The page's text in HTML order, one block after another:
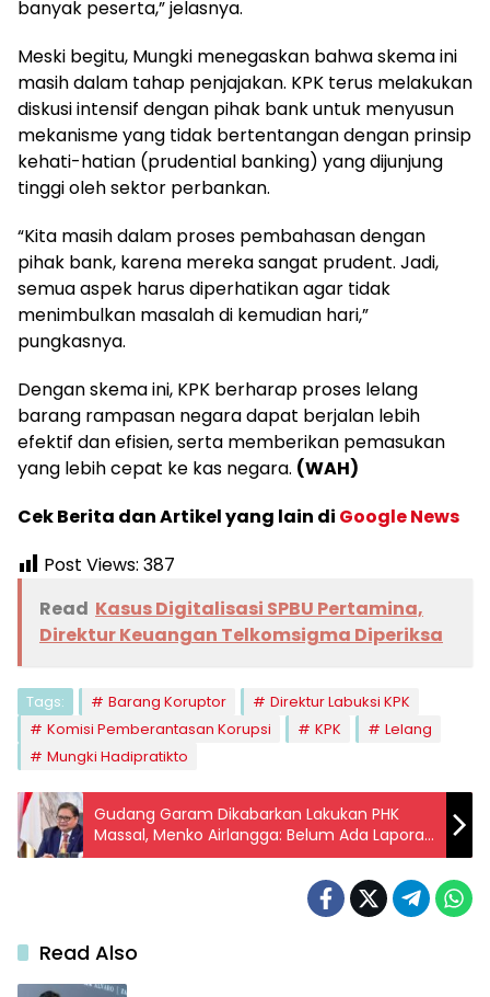
banyak peserta,” jelasnya.
Meski begitu, Mungki menegaskan bahwa skema ini
masih dalam tahap penjajakan. KPK terus melakukan
diskusi intensif dengan pihak bank untuk menyusun
mekanisme yang tidak bertentangan dengan prinsip
kehati-hatian (prudential banking) yang dijunjung
tinggi oleh sektor perbankan.
“Kita masih dalam proses pembahasan dengan
pihak bank, karena mereka sangat prudent. Jadi,
semua aspek harus diperhatikan agar tidak
menimbulkan masalah di kemudian hari,”
pungkasnya.
Dengan skema ini, KPK berharap proses lelang
barang rampasan negara dapat berjalan lebih
efektif dan efisien, serta memberikan pemasukan
yang lebih cepat ke kas negara. (WAH)
Cek Berita dan Artikel yang lain di Google News
Post Views: 387
Read Kasus Digitalisasi SPBU Pertamina,
Direktur Keuangan Telkomsigma Diperiksa
Tags: Barang Koruptor
Direktur Labuksi KPK
Komisi Pemberantasan Korupsi
KPK
Lelang
Mungki Hadipratikto
Gudang Garam Dikabarkan Lakukan PHK
Massal, Menko Airlangga: Belum Ada Laporan
Resmi
Read Also